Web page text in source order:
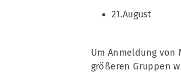
21.August
Um Anmeldung
größeren Gruppen